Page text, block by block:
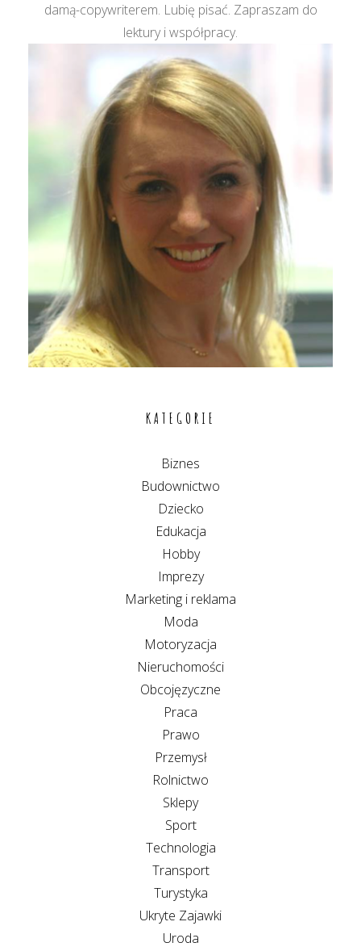
damą-copywriterem. Lubię pisać. Zapraszam do
lektury i współpracy.
KATEGORIE
Biznes
Budownictwo
Dziecko
Edukacja
Hobby
Imprezy
Marketing i reklama
Moda
Motoryzacja
Nieruchomości
Obcojęzyczne
Praca
Prawo
Przemysł
Rolnictwo
Sklepy
Sport
Technologia
Transport
Turystyka
Ukryte Zajawki
Uroda